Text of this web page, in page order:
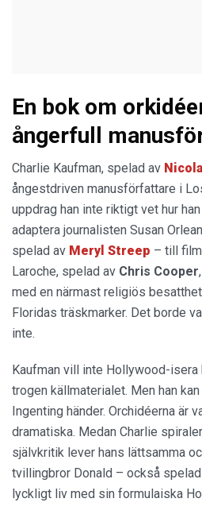
En bok om
ångerfull
Charlie Kaufman, spelad av
ångestdriven manusförfattare i
uppdrag han inte riktigt vet hur
adaptera journalisten Susan
spelad av Meryl Streep – till
Laroche, spelad av Chris Cooper
med en närmast religiös
Floridas träskmarker. Det borde
inte.
Kaufman vill inte Hollywood-isera
trogen källmaterialet. Men han
Ingenting händer. Orchidéerna är
dramatiska. Medan Charlie
självkritik lever hans lättsamma
tvillingbror Donald – också
lyckligt liv med sin formulaiska